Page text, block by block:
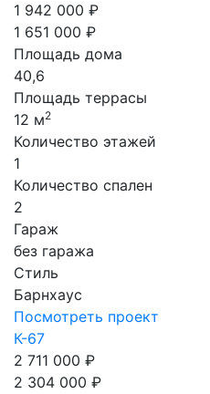
1 942 000 ₽
1 651 000 ₽
Площадь дома
40,6
Площадь террасы
12 м2
Количество этажей
1
Количество спален
2
Гараж
без гаража
Стиль
Барнхаус
Посмотреть проект
К-67
2 711 000 ₽
2 304 000 ₽